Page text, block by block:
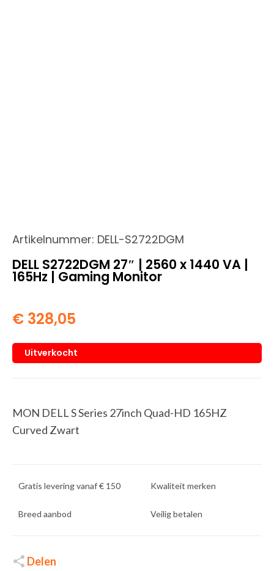
Artikelnummer: DELL-S2722DGM
DELL S2722DGM 27″ | 2560 x 1440 VA |
165Hz | Gaming Monitor
€ 328,05
Uitverkocht
MON DELL S Series 27inch Quad-HD 165HZ
Curved Zwart
Gratis levering vanaf € 150 Kwaliteit merken
Breed aanbod Veilig betalen
Delen